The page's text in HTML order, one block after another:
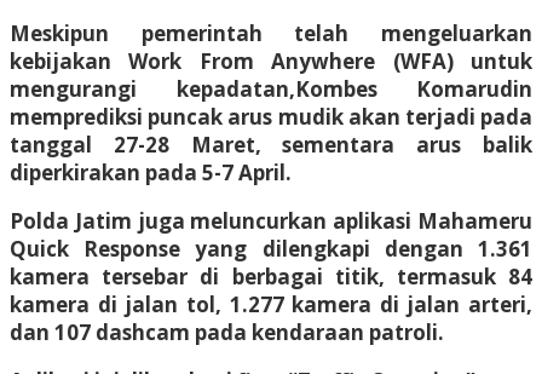
Meskipun pemerintah telah mengeluarkan
kebijakan Work From Anywhere (WFA) untuk
mengurangi kepadatan,Kombes Komarudin
memprediksi puncak arus mudik akan terjadi pada
tanggal 27-28 Maret, sementara arus balik
diperkirakan pada 5-7 April.
Polda Jatim juga meluncurkan aplikasi Mahameru
Quick Response yang dilengkapi dengan 1.361
kamera tersebar di berbagai titik, termasuk 84
kamera di jalan tol, 1.277 kamera di jalan arteri,
dan 107 dashcam pada kendaraan patroli.